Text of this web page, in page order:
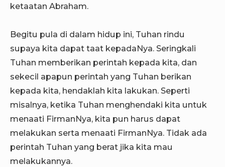
ketaatan Abraham.
Begitu pula di dalam hidup ini, Tuhan rindu
supaya kita dapat taat kepadaNya. Seringkali
Tuhan memberikan perintah kepada kita, dan
sekecil apapun perintah yang Tuhan berikan
kepada kita, hendaklah kita lakukan. Seperti
misalnya, ketika Tuhan menghendaki kita untuk
menaati FirmanNya, kita pun harus dapat
melakukan serta menaati FirmanNya. Tidak ada
perintah Tuhan yang berat jika kita mau
melakukannya.